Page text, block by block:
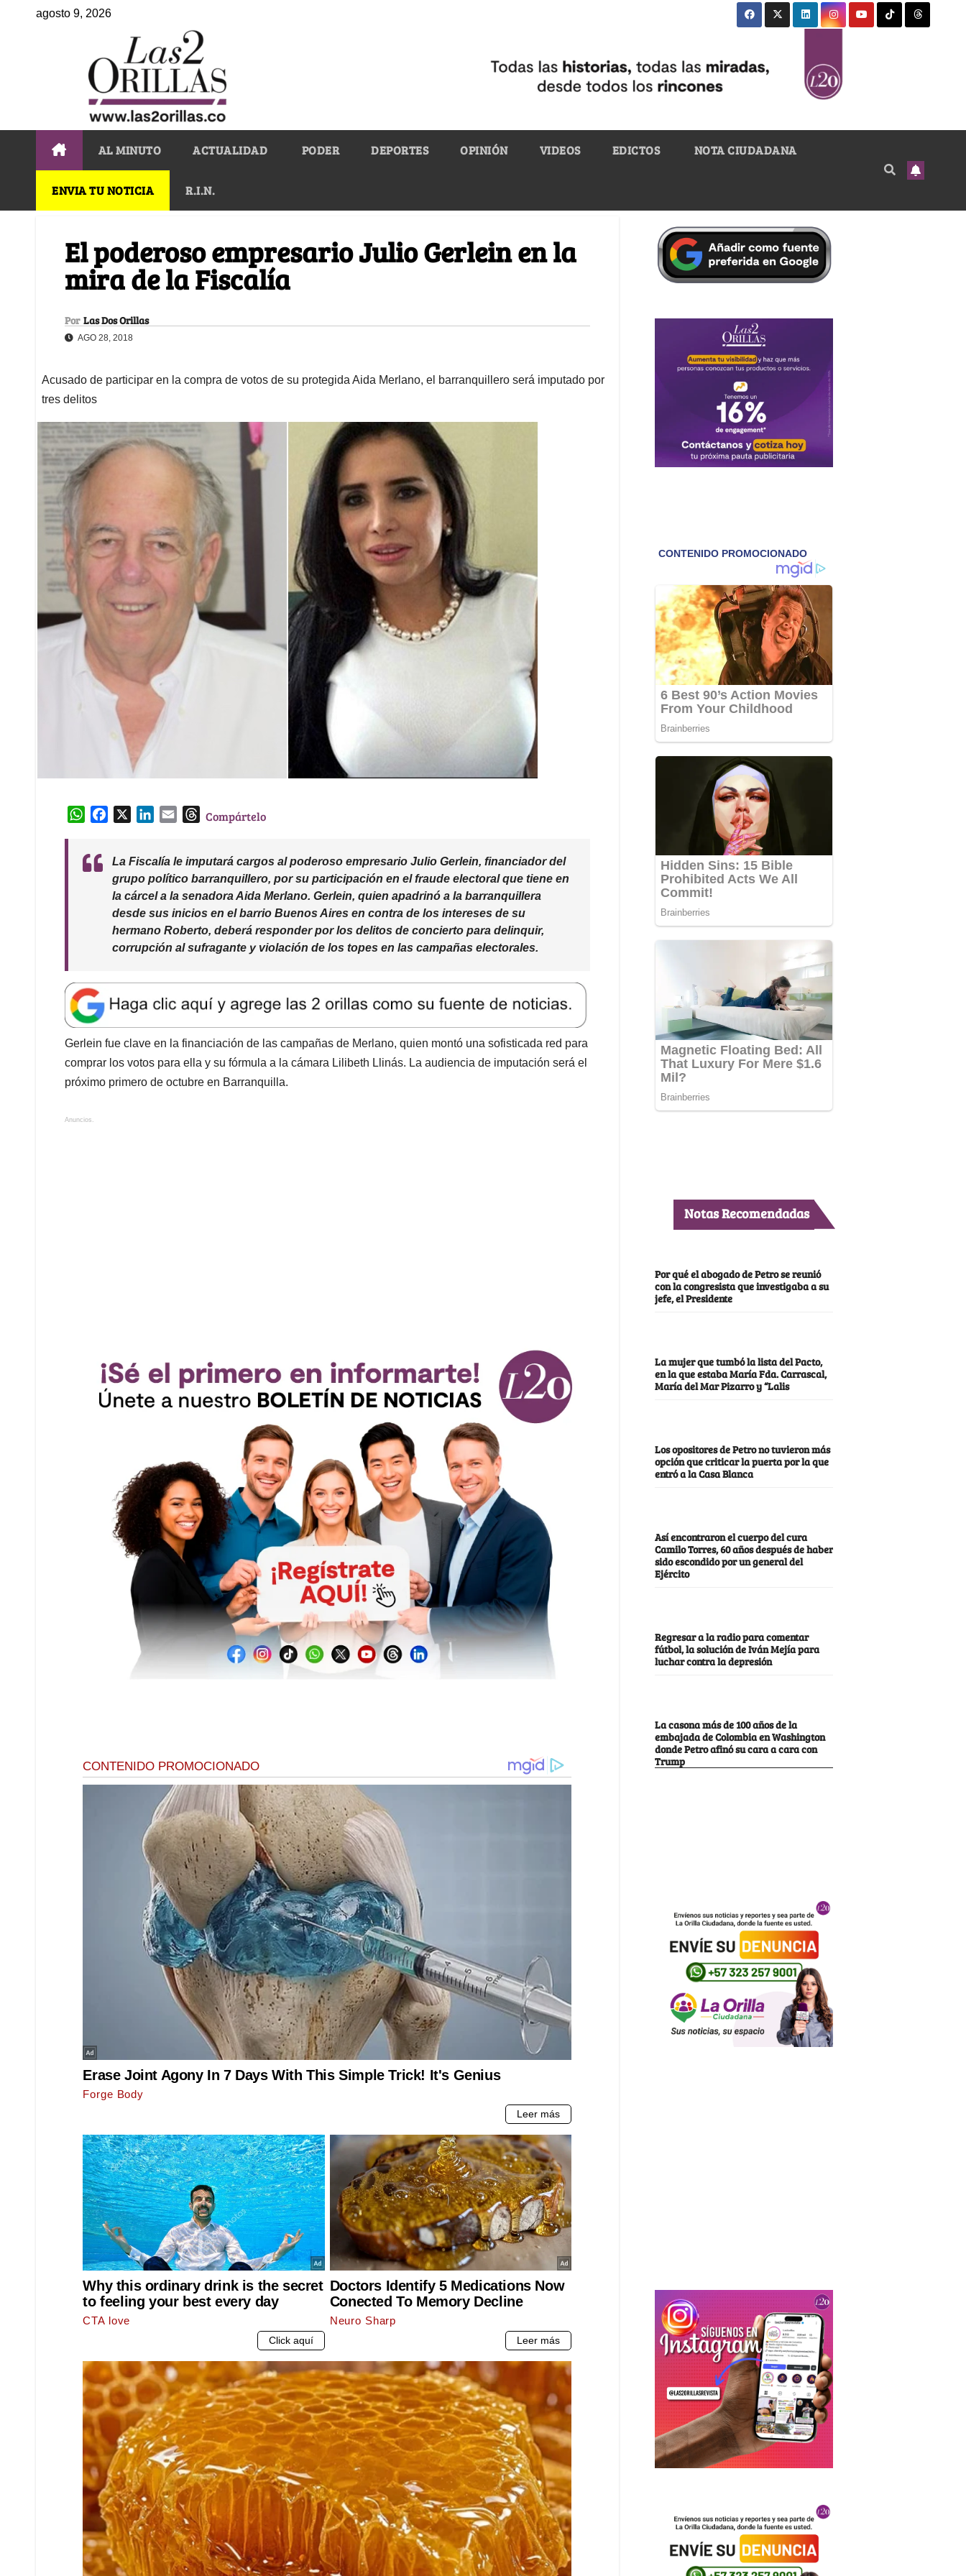
agosto 9, 2026
AL MINUTO ACTUALIDAD PODER DEPORTES OPINIÓN VIDEOS EDICTOS NOTA CIUDADANA
ENVIA TU NOTICIA R.I.N.
El poderoso empresario Julio Gerlein en la
mira de la Fiscalía
Por Las Dos Orillas
AGO 28, 2018
Acusado de participar en la compra de votos de su protegida Aida Merlano, el barranquillero será imputado por
tres delitos
W
t
e
b
o
o
k
k
e
d
I
n
i
l
T
e
a
d
s
Compártelo
La Fiscalía le imputará cargos al poderoso empresario Julio Gerlein, financiador del
grupo político barranquillero, por su participación en el fraude electoral que tiene en
la cárcel a la senadora Aida Merlano. Gerlein, quien apadrinó a la barranquillera
desde sus inicios en el barrio Buenos Aires en contra de los intereses de su
hermano Roberto, deberá responder por los delitos de concierto para delinquir,
corrupción al sufragante y violación de los topes en las campañas electorales.
Gerlein fue clave en la financiación de las campañas de Merlano, quien montó una sofisticada red para
comprar los votos para ella y su fórmula a la cámara Lilibeth Llinás. La audiencia de imputación será el
próximo primero de octubre en Barranquilla.
Anuncios.
Notas Recomendadas
Por qué el abogado de Petro se reunió
con la congresista que investigaba a su
jefe, el Presidente
La mujer que tumbó la lista del Pacto,
en la que estaba María Fda. Carrascal,
María del Mar Pizarro y “Lalis
Los opositores de Petro no tuvieron más
opción que criticar la puerta por la que
entró a la Casa Blanca
Así encontraron el cuerpo del cura
Camilo Torres, 60 años después de haber
sido escondido por un general del
Ejército
Regresar a la radio para comentar
fútbol, la solución de Iván Mejía para
luchar contra la depresión
La casona más de 100 años de la
embajada de Colombia en Washington
donde Petro afinó su cara a cara con
Trump